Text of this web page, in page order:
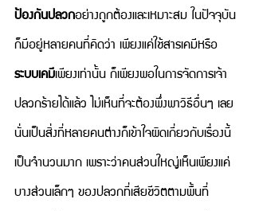
ป้องกันปลวกอย่างถูกต้องและเหมาะสม ในปัจจุบัน
ก็มีอยู่หลายคนที่คิดว่า เพียงแค่ใช้สารเคมีหรือ
ระบบเคมีเพียงเท่านั้น ก็เพียงพอในการจัดการเจ้า
ปลวกร้ายได้แล้ว ไม่เห็นที่จะต้องพึ่งพาวิธีอื่นๆ เลย
นั่นเป็นสิ่งที่หลายคนต่างก็เข้าใจผิดเกี่ยวกับเรื่องนี้
เป็นจำนวนมาก เพราะว่าคนส่วนใหญ่เห็นเพียงแค่
บางส่วนเล็กๆ ของปลวกที่เสียชีวิตตามพื้นที่